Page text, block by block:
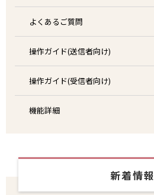
よくあるご質問
操作ガイド(送信者向け)
操作ガイド(受信者向け)
機能詳細
新着情報